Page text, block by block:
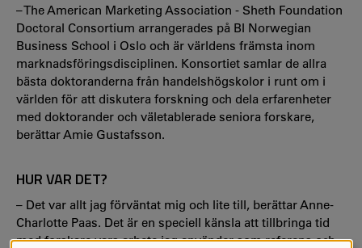
– The American Marketing Association - Sheth Foundation
Doctoral Consortium arrangerades på BI Norwegian
Business School i Oslo och är världens främsta inom
marknadsföringsdisciplinen. Konsortiet samlar de allra
bästa doktoranderna från handelshögskolor i runt om i
världen för att diskutera forskning och dela erfarenheter
med doktorander och väletablerade seniora forskare,
berättar Amie Gustafsson.
HUR VAR DET?
– Det var allt jag förväntat mig och lite till, berättar Anne-
Charlotte Paas. Det är en speciell känsla att tillbringa tid
med forskare vars arbete jag använder som referens och